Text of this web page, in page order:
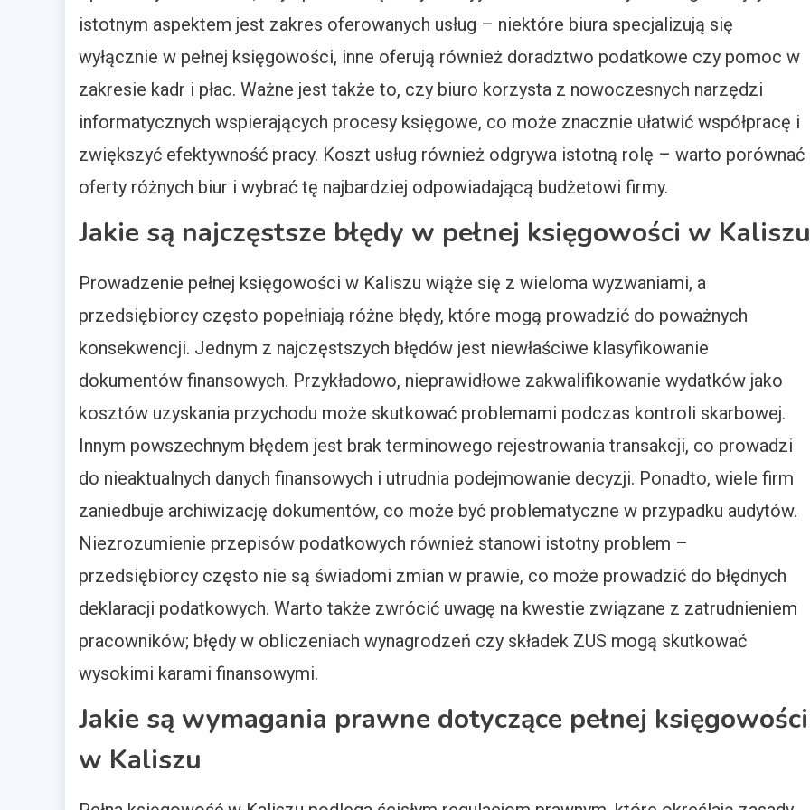
istotnym aspektem jest zakres oferowanych usług – niektóre biura specjalizują się
wyłącznie w pełnej księgowości, inne oferują również doradztwo podatkowe czy pomoc w
zakresie kadr i płac. Ważne jest także to, czy biuro korzysta z nowoczesnych narzędzi
informatycznych wspierających procesy księgowe, co może znacznie ułatwić współpracę i
zwiększyć efektywność pracy. Koszt usług również odgrywa istotną rolę – warto porównać
oferty różnych biur i wybrać tę najbardziej odpowiadającą budżetowi firmy.
Jakie są najczęstsze błędy w pełnej księgowości w Kaliszu
Prowadzenie pełnej księgowości w Kaliszu wiąże się z wieloma wyzwaniami, a
przedsiębiorcy często popełniają różne błędy, które mogą prowadzić do poważnych
konsekwencji. Jednym z najczęstszych błędów jest niewłaściwe klasyfikowanie
dokumentów finansowych. Przykładowo, nieprawidłowe zakwalifikowanie wydatków jako
kosztów uzyskania przychodu może skutkować problemami podczas kontroli skarbowej.
Innym powszechnym błędem jest brak terminowego rejestrowania transakcji, co prowadzi
do nieaktualnych danych finansowych i utrudnia podejmowanie decyzji. Ponadto, wiele firm
zaniedbuje archiwizację dokumentów, co może być problematyczne w przypadku audytów.
Niezrozumienie przepisów podatkowych również stanowi istotny problem –
przedsiębiorcy często nie są świadomi zmian w prawie, co może prowadzić do błędnych
deklaracji podatkowych. Warto także zwrócić uwagę na kwestie związane z zatrudnieniem
pracowników; błędy w obliczeniach wynagrodzeń czy składek ZUS mogą skutkować
wysokimi karami finansowymi.
Jakie są wymagania prawne dotyczące pełnej księgowości
w Kaliszu